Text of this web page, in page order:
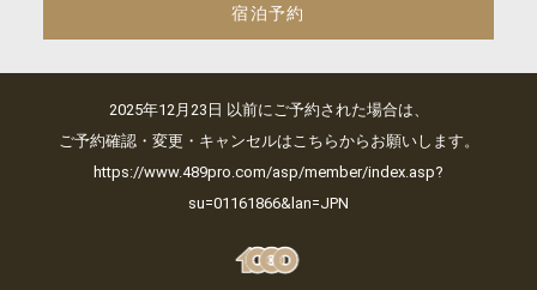
宿泊予約
2025年12月23日 以前にご予約された場合は、
ご予約確認・変更・キャンセルはこちらからお願いします。
https://www.489pro.com/asp/member/index.asp?
su=01161866&lan=JPN